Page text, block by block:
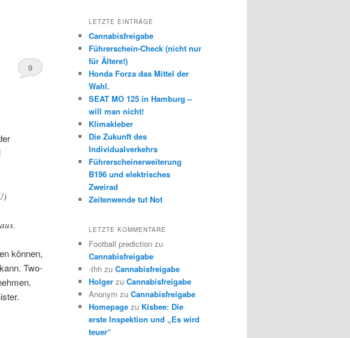
9
können,
Two-
LETZTE EINTRÄGE
Cannabisfreigabe
Führerschein-Check (nicht nur
für Ältere!)
Honda Forza das Mittel der
Wahl.
SEAT MO 125 in Hamburg –
will man nicht!
Klimakleber
Die Zukunft des
Individualverkehrs
Führerscheinerweiterung
B196 und elektrisches
Zweirad
Zeitenwende tut Not
LETZTE KOMMENTARE
Football prediction zu
Cannabisfreigabe
-thh zu Cannabisfreigabe
Holger zu Cannabisfreigabe
Anonym zu Cannabisfreigabe
Homepage zu Kisbee: Die
erste Inspektion und „Es wird
teuer“